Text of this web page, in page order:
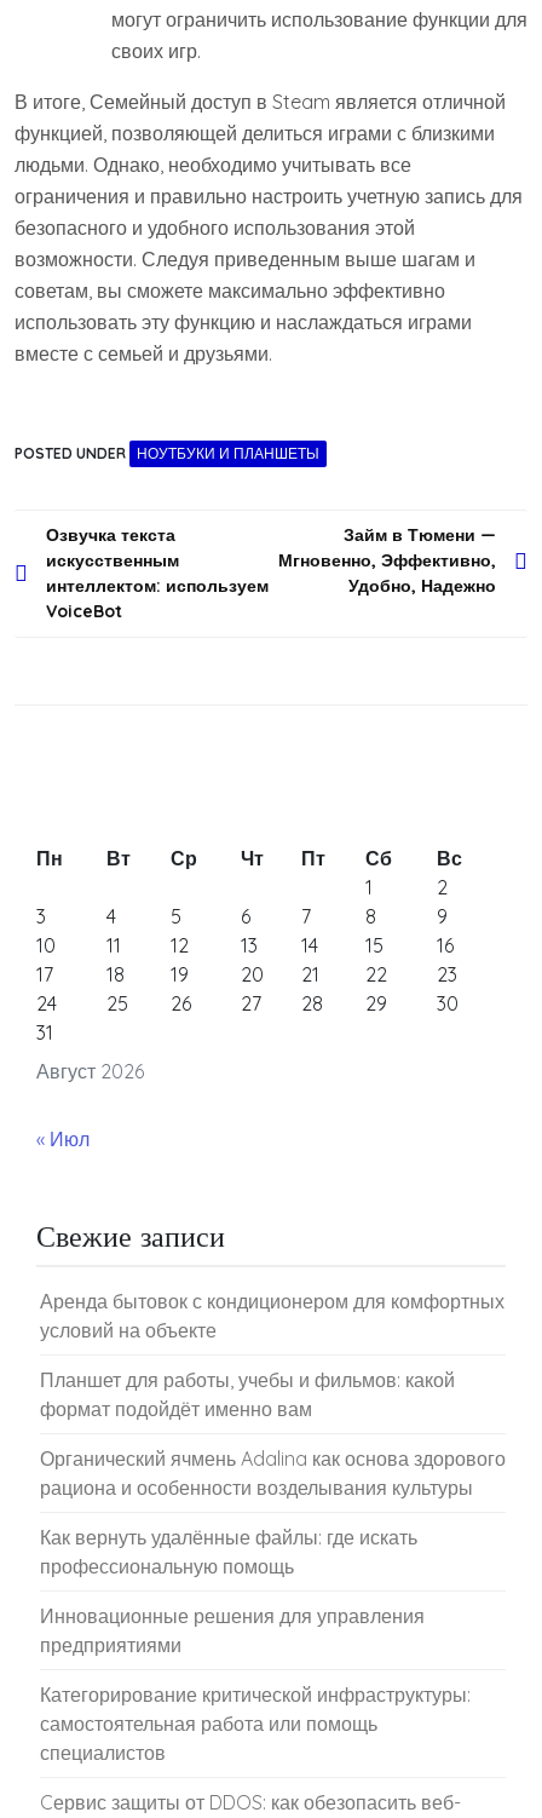
могут ограничить использование функции для
своих игр.
В итоге, Семейный доступ в Steam является отличной
функцией, позволяющей делиться играми с близкими
людьми. Однако, необходимо учитывать все
ограничения и правильно настроить учетную запись для
безопасного и удобного использования этой
возможности. Следуя приведенным выше шагам и
советам, вы сможете максимально эффективно
использовать эту функцию и наслаждаться играми
вместе с семьей и друзьями.
POSTED UNDER НОУТБУКИ И ПЛАНШЕТЫ
Навигация
по
записям
Озвучка текста
искусственным
интеллектом: используем
VoiceBot
Займ в Тюмени —
Мгновенно, Эффективно,
Удобно, Надежно
Август 2026
Пн Вт Ср Чт Пт Сб
Вс
1
2
3
4 5 6 7 8
9
10
11 12 13 14 15
16
17
18 19 20 21 22
23
24
25 26 27 28 29
30
31
« Июл
Свежие записи
Аренда бытовок с кондиционером для комфортных
условий на объекте
Планшет для работы, учебы и фильмов: какой
формат подойдёт именно вам
Органический ячмень Adalina как основа здорового
рациона и особенности возделывания культуры
Как вернуть удалённые файлы: где искать
профессиональную помощь
Инновационные решения для управления
предприятиями
Категорирование критической инфраструктуры:
самостоятельная работа или помощь
специалистов
Cервис защиты от DDOS: как обезопасить веб-